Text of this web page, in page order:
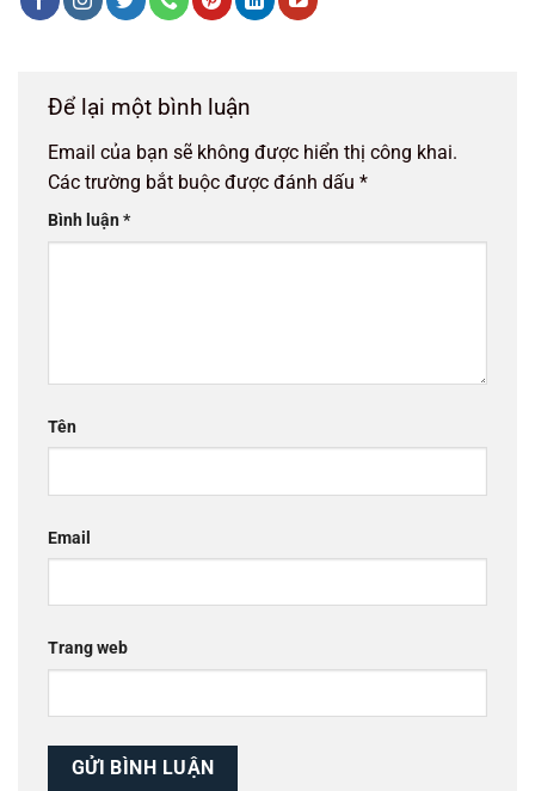
Để lại một bình luận
Email của bạn sẽ không được hiển thị công khai.
Các trường bắt buộc được đánh dấu *
Bình luận*
Tên
Email
Trang web